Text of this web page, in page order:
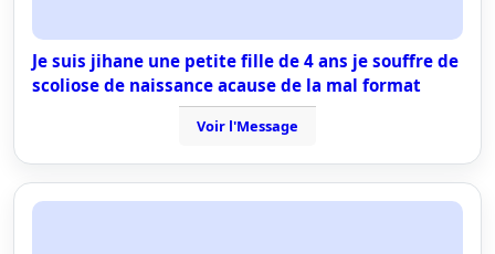
Je suis jihane une petite fille de 4 ans je souffre de
scoliose de naissance acause de la mal format
Voir l'Message